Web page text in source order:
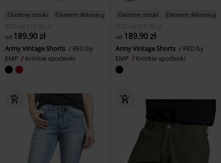
Ostatnie sztuki
Element dekoracyjny
RCD
od 219.90 zł
od 189.90 zł
Army Vintage Shorts
RED by
EMP
Krótkie spodenki
Ostatnie sztuki
Element
RCD
od 219.90 zł
od 189.90 zł
Army Vintage Shorts
RED by
EMP
Krótkie spodenki